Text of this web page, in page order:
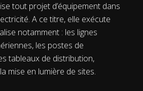
tout projet d’équipement dans
A ce titre, elle exécute
notamment : les lignes
les postes de
tableaux de distribution,
mise en lumière de sites.